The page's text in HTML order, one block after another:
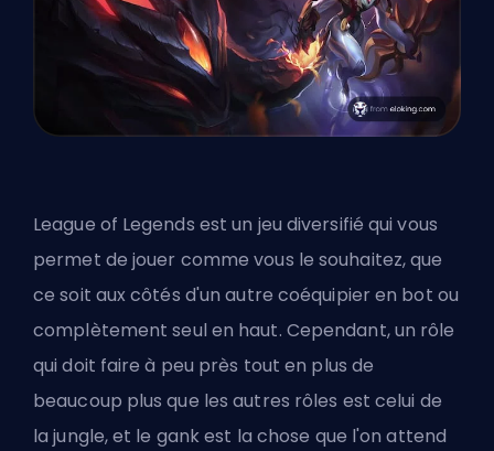
League of Legends est un jeu diversifié qui vous
permet de jouer comme vous le souhaitez, que
ce soit aux côtés d'un autre coéquipier en bot ou
complètement seul en haut. Cependant, un rôle
qui doit faire à peu près tout en plus de
beaucoup plus que les autres rôles est celui de
la jungle, et le gankest la chose que l'on attend